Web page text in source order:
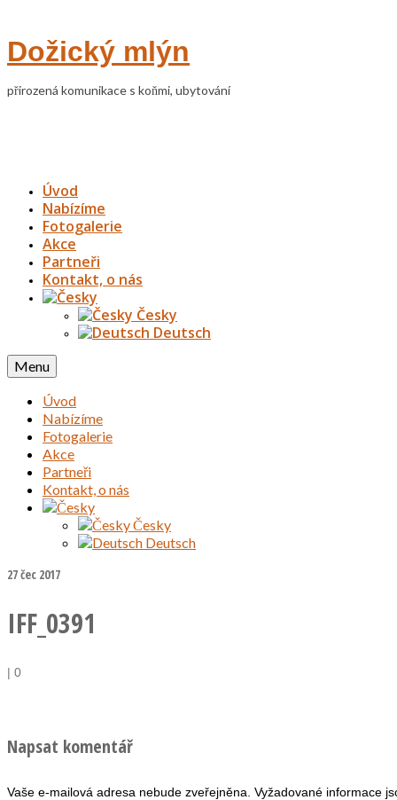
Dožický mlýn
přirozená komunikace s koňmi, ubytování
Úvod
Nabízíme
Fotogalerie
Akce
Partneři
Kontakt, o nás
Česky
Deutsch
Menu
Úvod
Nabízíme
Fotogalerie
Akce
Partneři
Kontakt, o nás
Česky
Deutsch
27čec 2017
IFF_0391
| 0
Napsat komentář
Vaše e-mailová adresa nebude zveřejněna. Vyžadované informace